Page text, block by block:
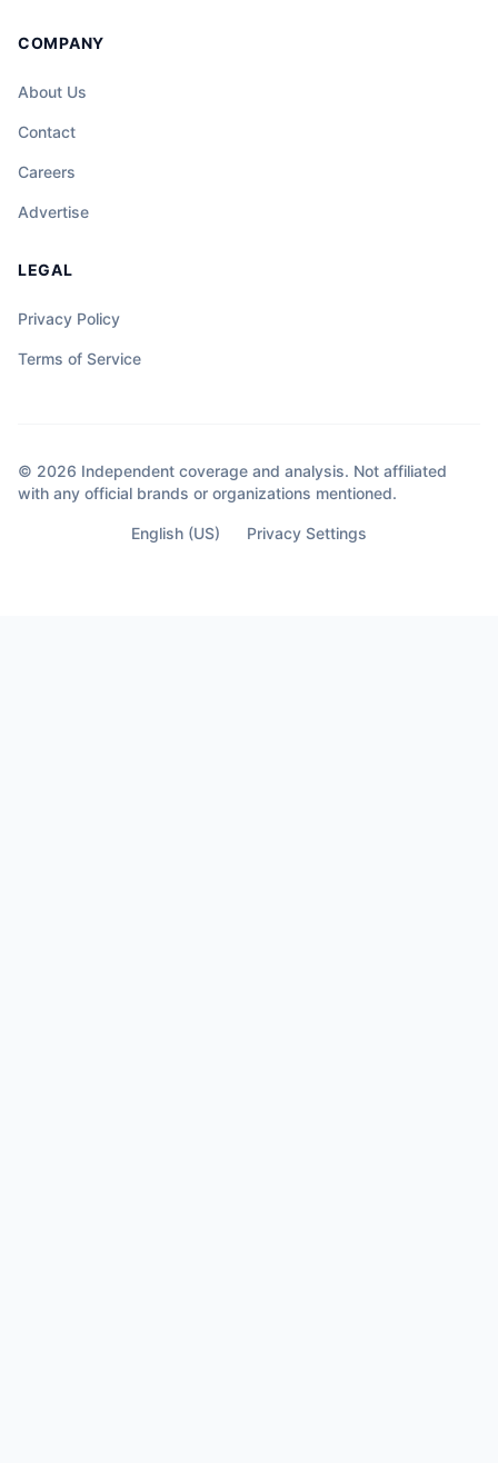
COMPANY
About Us
Contact
Careers
Advertise
LEGAL
Privacy Policy
Terms of Service
© 2026 Independent coverage and analysis. Not affiliated
with any official brands or organizations mentioned.
English (US) Privacy Settings